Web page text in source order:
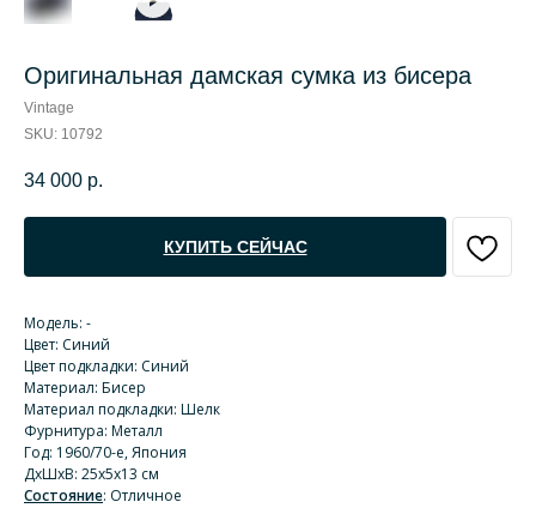
Оригинальная дамская сумка из бисера
Vintage
SKU: 10792
34 000 р.
КУПИТЬ СЕЙЧАС
Модель: -
Цвет: Синий
Цвет подкладки: Синий
Материал: Бисер
Материал подкладки: Шелк
Фурнитура: Металл
Год: 1960/70-е, Япония
ДхШхВ: 25х5х13 см
Состояние: Отличное